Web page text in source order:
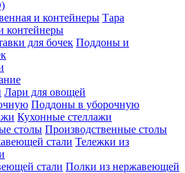
Тара
контейнеры
Поддоны и
Лари для овощей
Поддоны в уборочную
Кухонные стеллажи
Производственные столы
Тележки из
Полки из нержавеющей